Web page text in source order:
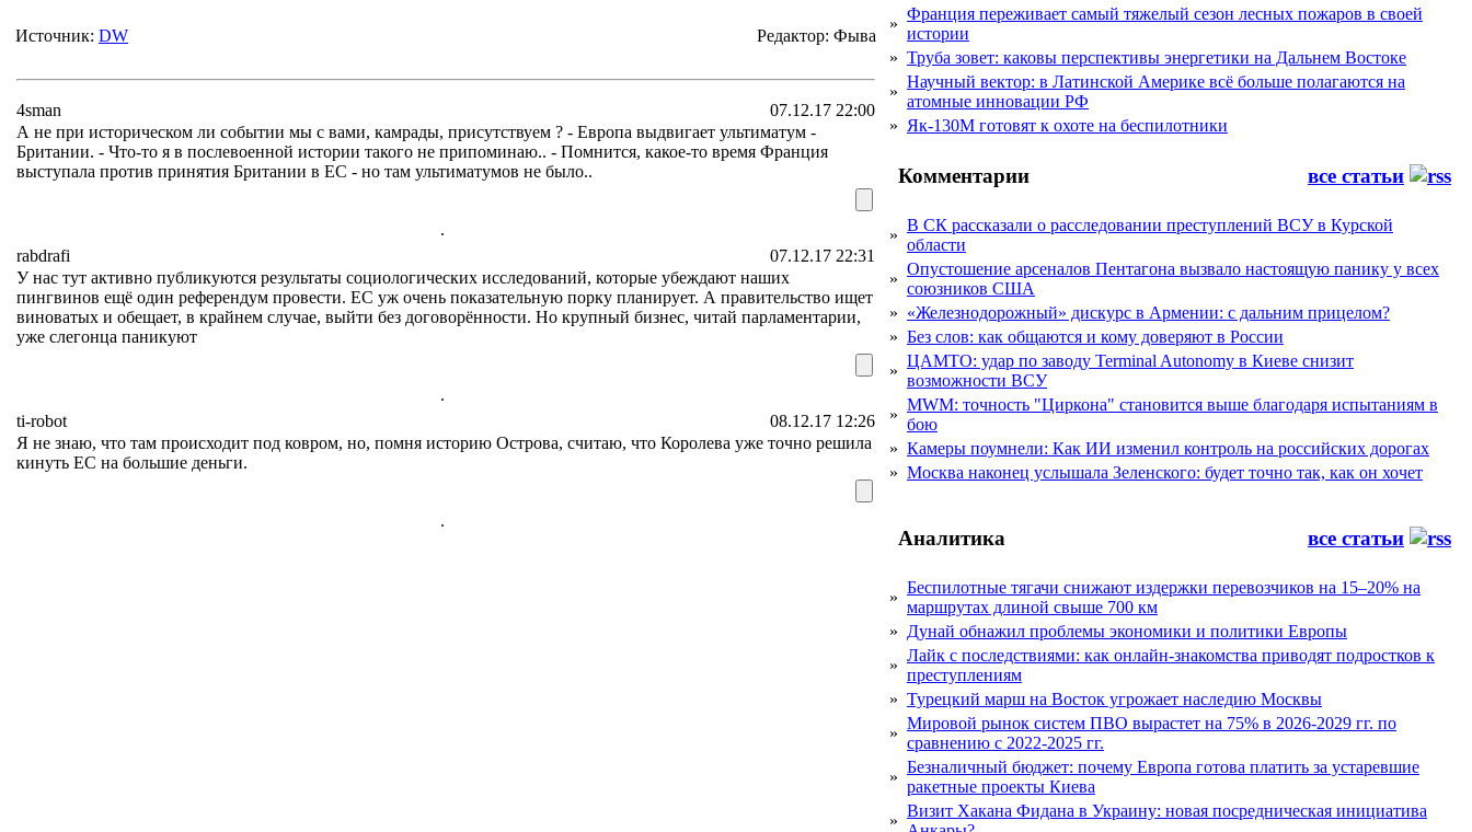
Источник: DW Редактор: Фыва
4sman
07.12.17 22:00
А не при историческом ли событии мы с вами, камрады, присутствуем ? - Европа выдвигает ультиматум -
Британии. - Что-то я в послевоенной истории такого не припоминаю.. - Помнится, какое-то время Франция
выступала против принятия Британии в ЕС - но там ультиматумов не было..
.
rabdrafi
07.12.17 22:31
У нас тут активно публикуются результаты социологических исследований, которые убеждают наших
пингвинов ещё один референдум провести. ЕС уж очень показательную порку планирует. А правительство ищет
виноватых и обещает, в крайнем случае, выйти без договорённости. Но крупный бизнес, читай парламентарии,
уже слегонца паникуют
.
ti-robot
08.12.17 12:26
Я не знаю, что там происходит под ковром, но, помня историю Острова, считаю, что Королева уже точно решила
кинуть ЕС на большие деньги.
.
»
Франция переживает самый тяжелый сезон лесных пожаров в своей
истории
» Труба зовет: каковы перспективы энергетики на Дальнем Востоке
»
Научный вектор: в Латинской Америке всё больше полагаются на
атомные инновации РФ
» Як-130М готовят к охоте на беспилотники
Комментарии все статьи
»
В СК рассказали о расследовании преступлений ВСУ в Курской
области
»
Опустошение арсеналов Пентагона вызвало настоящую панику у всех
союзников США
» «Железнодорожный» дискурс в Армении: с дальним прицелом?
» Без слов: как общаются и кому доверяют в России
»
ЦАМТО: удар по заводу Terminal Autonomy в Киеве снизит
возможности ВСУ
»
MWM: точность "Циркона" становится выше благодаря испытаниям в
бою
» Камеры поумнели: Как ИИ изменил контроль на российских дорогах
» Москва наконец услышала Зеленского: будет точно так, как он хочет
Аналитика все статьи
»
Беспилотные тягачи снижают издержки перевозчиков на 15–20% на
маршрутах длиной свыше 700 км
» Дунай обнажил проблемы экономики и политики Европы
»
Лайк с последствиями: как онлайн-знакомства приводят подростков к
преступлениям
» Турецкий марш на Восток угрожает наследию Москвы
»
Мировой рынок систем ПВО вырастет на 75% в 2026-2029 гг. по
сравнению с 2022-2025 гг.
»
Безналичный бюджет: почему Европа готова платить за устаревшие
ракетные проекты Киева
»
Визит Хакана Фидана в Украину: новая посредническая инициатива